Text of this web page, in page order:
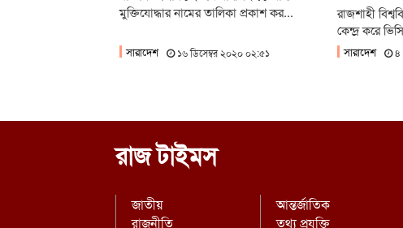
মুক্তিযোদ্ধার নামের তালিকা প্রকাশ কর...
সারাদেশ ১৬ ডিসেম্বর ২০২০ ০২:৫১
রাজশাহী
কেন্দ্র করে
সারাদেশ ৪
রাজ টাইমস
জাতীয়
রাজনীতি
আন্তর্জাতিক
তথ্য প্রযুক্তি